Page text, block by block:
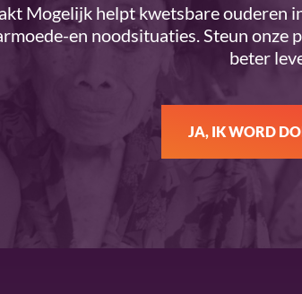
Mogelijk helpt kwetsbare ouderen
en noodsituaties. Steun onze
beter
JA, IK WORD